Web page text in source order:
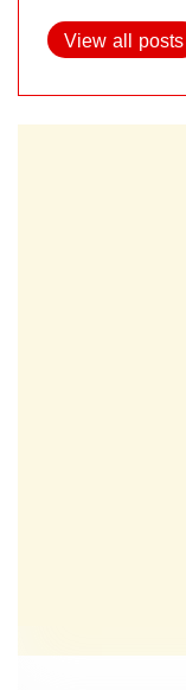
View all posts